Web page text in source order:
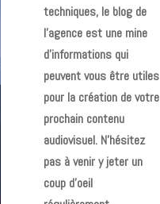
techniques, le blog de
l’agence est une mine
d’informations qui
peuvent vous être utiles
pour la création de votre
prochain contenu
audiovisuel. N’hésitez
pas à venir y jeter un
coup d’oeil